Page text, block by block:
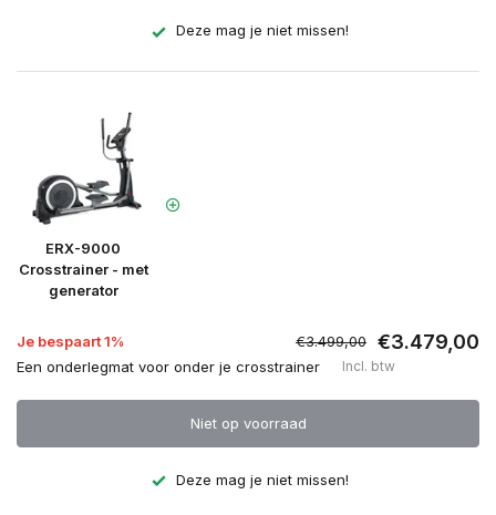
Deze mag je niet missen!
ERX-9000
Crosstrainer - met
generator
Je bespaart 1% €3.499,00 €3.479,00
Een onderlegmat voor onder je crosstrainer Incl. btw
Niet op voorraad
Deze mag je niet missen!